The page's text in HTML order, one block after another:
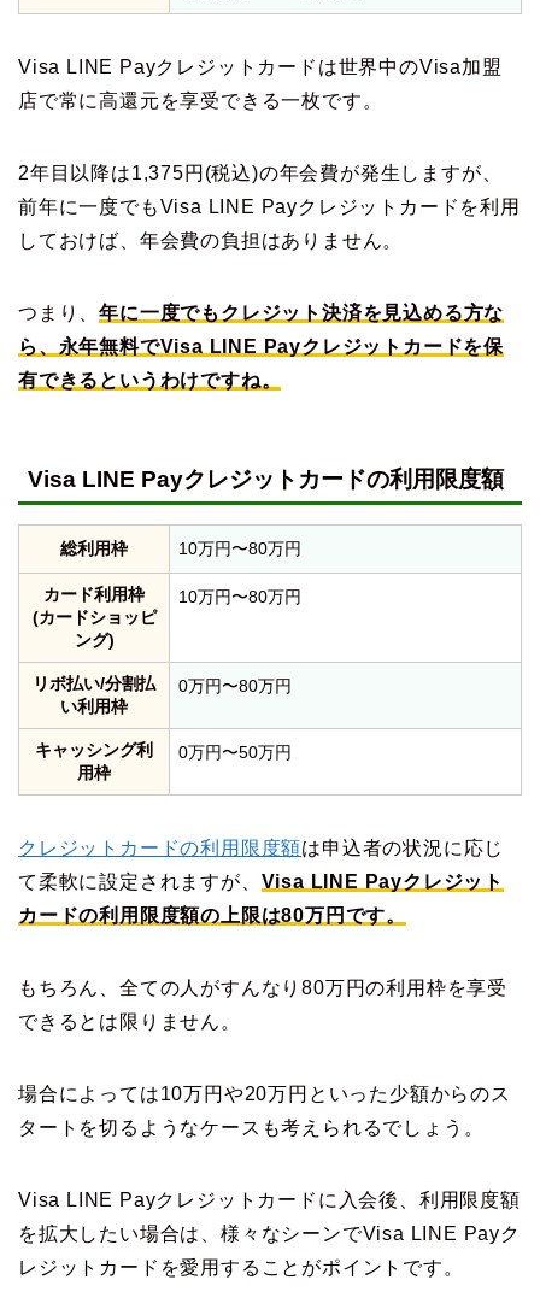
Visa LINE Payクレジットカードは世界中のVisa加盟
店で常に高還元を享受できる一枚です。
2年目以降は1,375円(税込)の年会費が発生しますが、
前年に一度でもVisa LINE Payクレジットカードを利用
しておけば、年会費の負担はありません。
つまり、年に一度でもクレジット決済を見込める方な
ら、永年無料でVisa LINE Payクレジットカードを保
有できるというわけですね。
Visa LINE Payクレジットカードの利用限度額
総利用枠 10万円〜80万円
カード利用枠
(カードショッピ
ング)
10万円〜80万円
リボ払い/分割払
い利用枠
0万円〜80万円
キャッシング利
用枠
0万円〜50万円
クレジットカードの利用限度額は申込者の状況に応じ
て柔軟に設定されますが、 Visa LINE Payクレジット
カードの利用限度額の上限は80万円です。
もちろん、全ての人がすんなり80万円の利用枠を享受
できるとは限りません。
場合によっては10万円や20万円といった少額からのス
タートを切るようなケースも考えられるでしょう。
Visa LINE Payクレジットカードに入会後、利用限度額
を拡大したい場合は、様々なシーンでVisa LINE Payク
レジットカードを愛用することがポイントです。